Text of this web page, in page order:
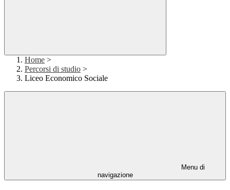
Home >
Percorsi di studio >
Liceo Economico Sociale
Menu di
navigazione